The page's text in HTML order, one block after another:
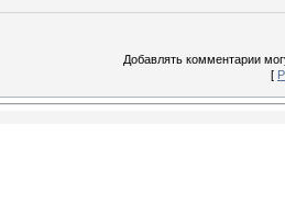
Добавлять комментарии
[